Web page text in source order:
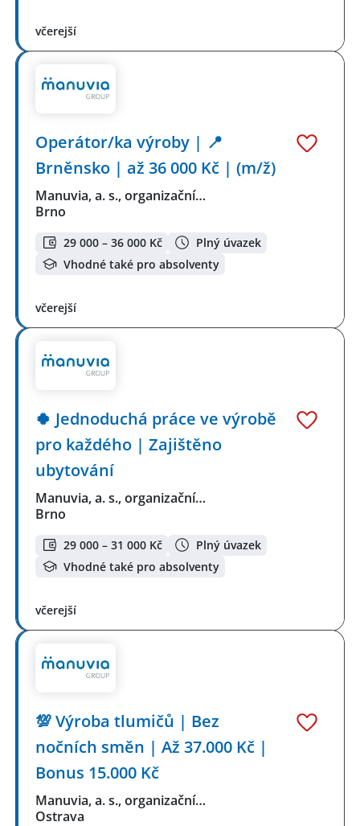
včerejší
Operátor/ka výroby | 📍
Brněnsko | až 36 000 Kč | (m/ž)
Manuvia, a. s., organizační…
Brno
29 000 – 36 000 Kč
Plný úvazek
Vhodné také pro absolventy
včerejší
🍀 Jednoduchá práce ve výrobě
pro každého | Zajištěno
ubytování
Manuvia, a. s., organizační…
Brno
29 000 – 31 000 Kč
Plný úvazek
Vhodné také pro absolventy
včerejší
💯 Výroba tlumičů | Bez
nočních směn | Až 37.000 Kč |
Bonus 15.000 Kč
Manuvia, a. s., organizační…
Ostrava